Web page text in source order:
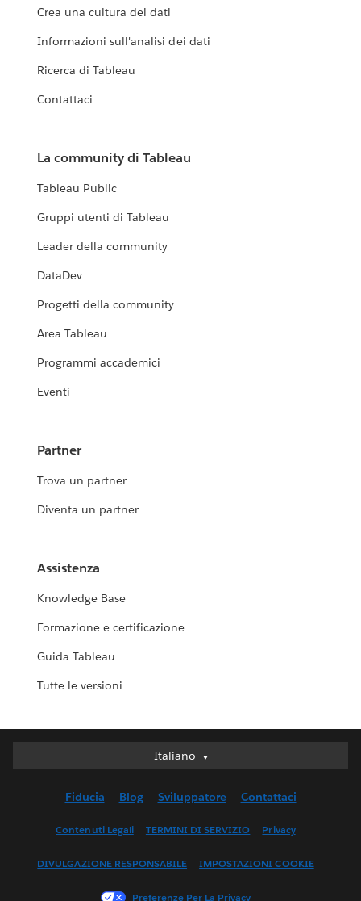
Crea una cultura dei dati
Informazioni sull'analisi dei dati
Ricerca di Tableau
Contattaci
La community di Tableau
Tableau Public
Gruppi utenti di Tableau
Leader della community
DataDev
Progetti della community
Area Tableau
Programmi accademici
Eventi
Partner
Trova un partner
Diventa un partner
Assistenza
Knowledge Base
Formazione e certificazione
Guida Tableau
Tutte le versioni
Italiano
Italiano
English (UK)
Français (Canada)
Fiducia Blog Sviluppatore Contattaci
Contenuti Legali TERMINI DI SERVIZIO Privacy
DIVULGAZIONE RESPONSABILE IMPOSTAZIONI COOKIE
Preferenze Per La Privacy